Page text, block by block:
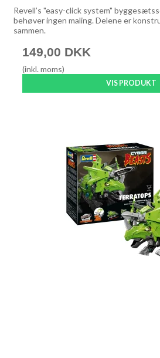
Revell’s "easy-click system"
behøver ingen maling. Delene er
sammen.
149,00 DKK
(inkl. moms)
VIS PRODUKT